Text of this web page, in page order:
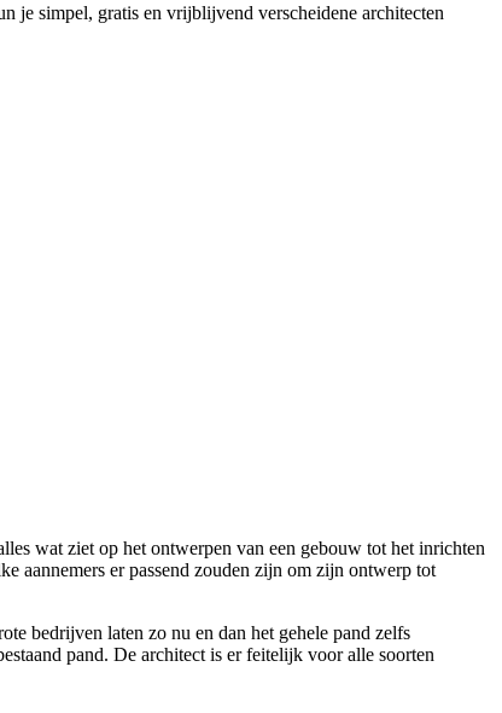
je simpel, gratis en vrijblijvend verscheidene architecten
wat ziet op het ontwerpen van een gebouw tot het inrichten
aannemers er passend zouden zijn om zijn ontwerp tot
bedrijven laten zo nu en dan het gehele pand zelfs
pand. De architect is er feitelijk voor alle soorten